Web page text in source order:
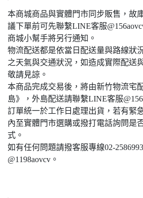
本商城商品與實體門市同步販售，故
議下單前可先聯繫LINE客服
商城小幫手將另行通知。
物流配送都是依當日配送量與路線狀
之天氣與交通狀況，如造成實際配送
敬請見諒。
本商品完成交易後，將由新竹物流宅
島》，外島配送請聯繫LINE客服
訂單統一於工作日處理出貨，若有緊
內至實體門市選購或撥打電話詢問是
式。
如有任何問題請撥客服專線02-
@1198aovcv。